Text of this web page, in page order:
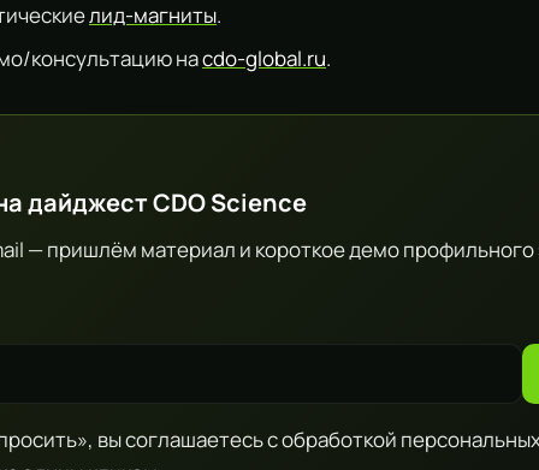
лид-магниты.
консультацию наcdo-global.ru.
дайджест CDO Science
— пришлём материал и короткое демо профильного
вы соглашаетесь с обработкой